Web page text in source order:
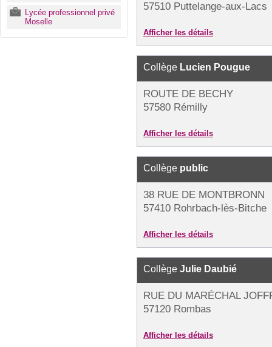
Lycée professionnel privé
Moselle
57510 Puttelange-aux-Lacs
Afficher les détails
Collège Lucien Pougue
ROUTE DE BECHY
57580 Rémilly
Afficher les détails
Collège public
38 RUE DE MONTBRONN
57410 Rohrbach-lès-Bitche
Afficher les détails
Collège Julie Daubié
RUE DU MARÉCHAL
57120 Rombas
Afficher les détails